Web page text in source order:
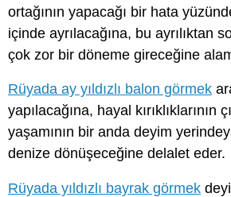
ortağının yapacağı bir hata
içinde ayrılacağına, bu ayrılıktan
çok zor bir döneme gireceğine
Rüyada ay yıldızlı balon görmek
yapılacağına, hayal kırıklıklarının
yaşamının bir anda deyim
denize dönüşeceğine delalet eder.
Rüyada yıldızlı bayrak görmek